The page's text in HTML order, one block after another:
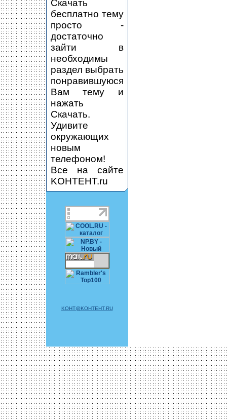
Скачать
бесплатно тему
просто -
достаточно
зайти в
необходимы
раздел выбрать
понравившуюся
Вам тему и
нажать
Скачать.
Удивите
окружающих
новым
телефоном!
Все на сайте
KOHTEHT.ru
KOHT@KOHTEHT.RU